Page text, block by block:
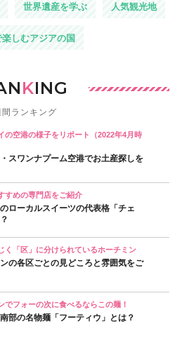
世界遺産を学ぶ 人気観光地
楽しむアジアの国
KING
間ランキング
の空港の様子をリポート（2022年4月時
スワンナプーム空港でお土産探しを
すめの専門店をご紹介
ローカルスイーツの代表格「チェ
く「区」に分けられているホーチミン
の各区ごとの見どころと雰囲気をご
でフォーの次に食べるならこの麺！
部の名物麺「フーティウ」とは？